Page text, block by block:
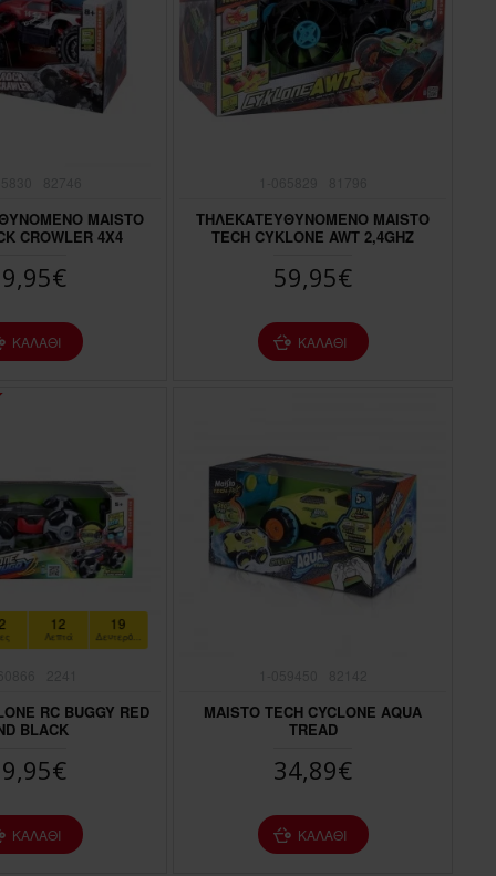
MAISTO
CROWLER 4X4
ΚΑΛΆΘΙ
ΤΗΛΕΚΑΤΕΥΘΥΝΟΜΕΝΟ MAISTO
TECH CYKLONE AWT 2,4GHZ
59,95€
ΚΑΛΆΘΙ
12
Λεπτά
18
Δευτερόλεπτα
RC BUGGY RED
BLACK
ΚΑΛΆΘΙ
MAISTO TECH CYCLONE AQUA
TREAD
34,89€
ΚΑΛΆΘΙ